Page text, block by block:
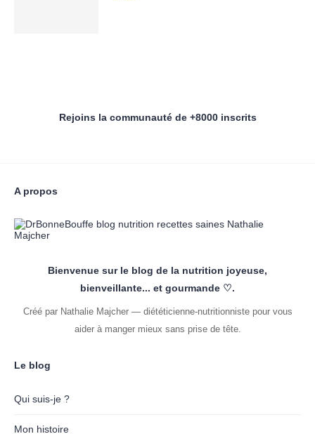
Rejoins la communauté de +8000 inscrits
A propos
Bienvenue sur le blog de la nutrition joyeuse,
bienveillante... et gourmande ♡.
Créé par Nathalie Majcher — diététicienne-nutritionniste pour vous
aider à manger mieux sans prise de tête.
Le blog
Qui suis-je ?
Mon histoire